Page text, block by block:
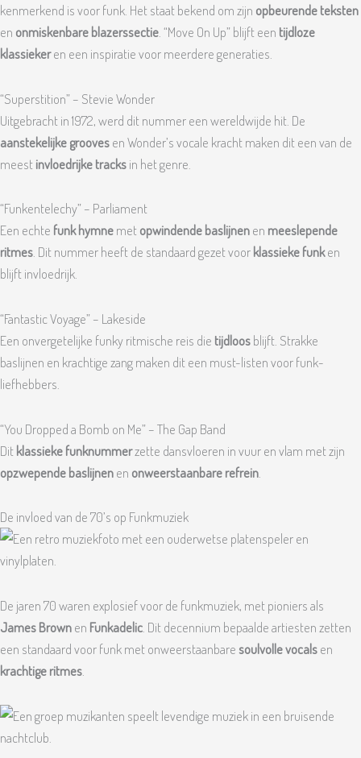
kenmerkend is voor funk. Het staat bekend om zijn opbeurende teksten
en onmiskenbare blazerssectie . “Move On Up” blijft een tijdloze
klassiekeren een inspiratie voor meerdere generaties.
“Superstition” – Stevie Wonder
Uitgebracht in 1972, werd dit nummer een wereldwijde hit. De
aanstekelijke groovesen Wonder’s vocale kracht maken dit een van de
meestinvloedrijke tracksin het genre.
“Funkentelechy” – Parliament
Een echte funk hymnemetopwindende baslijnenen meeslepende
ritmes. Dit nummer heeft de standaard gezet voorklassieke funken
blijft invloedrijk.
“Fantastic Voyage” – Lakeside
Een onvergetelijke funky ritmische reis die tijdloosblijft. Strakke
baslijnen en krachtige zang maken dit een must-listen voor funk-
liefhebbers.
“You Dropped a Bomb on Me” – The Gap Band
Ditklassieke funknummerzette dansvloeren in vuur en vlam met zijn
opzwepende baslijnenen onweerstaanbare refrein
De invloed van de 70’s op Funkmuziek
De jaren 70 waren explosief voor de funkmuziek, met pioniers als
James Brownen Funkadelic . Dit decennium bepaalde artiesten zetten
een standaard voor funk met onweerstaanbaresoulvolle vocalsen
krachtige ritmes